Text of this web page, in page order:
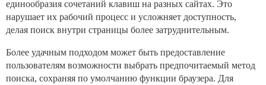
единообразия сочетаний клавиш на разных сайтах. Это
нарушает их рабочий процесс и усложняет доступность,
делая поиск внутри страницы более затруднительным.
Более удачным подходом может быть предоставление
пользователям возможности выбрать предпочитаемый метод
поиска, сохраняя по умолчанию функции браузера. Для